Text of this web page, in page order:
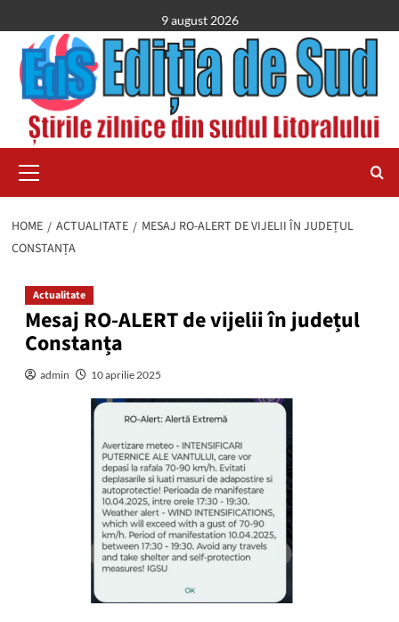
to
content
9 august 2026
Menu
HOME ACTUALITATE
MESAJ RO-ALERT DE VIJELII ÎN JUDEȚUL
CONSTANȚA
Actualitate
Mesaj RO-ALERT de vijelii în județul
Constanța
admin 10 aprilie 2025